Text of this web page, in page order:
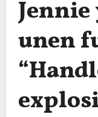
Jennie
unen